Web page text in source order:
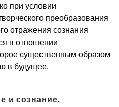
при условии
преобразования
отражения сознания
в отношении
существенным образом
в будущее.
и сознание.